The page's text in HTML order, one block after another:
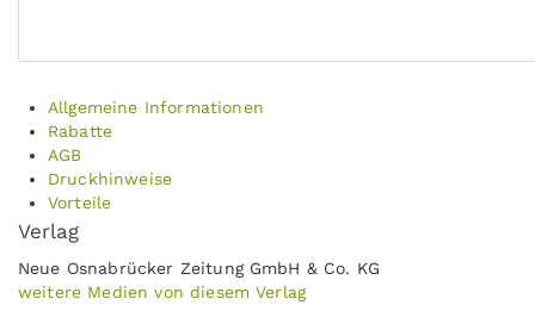
Allgemeine Informationen
Rabatte
AGB
Druckhinweise
Vorteile
Verlag
Neue Osnabrücker Zeitung GmbH & Co. KG
weitere Medien von diesem Verlag